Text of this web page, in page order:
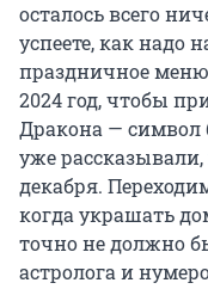
осталось всего
успеете, как надо
праздничное меню
2024 год, чтобы
Дракона —
уже рассказывали,
декабря.
когда украшать
точно не должно
астролога и